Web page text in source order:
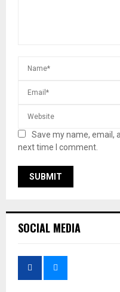
Save my name, email,
next time I comment.
SOCIAL MEDIA